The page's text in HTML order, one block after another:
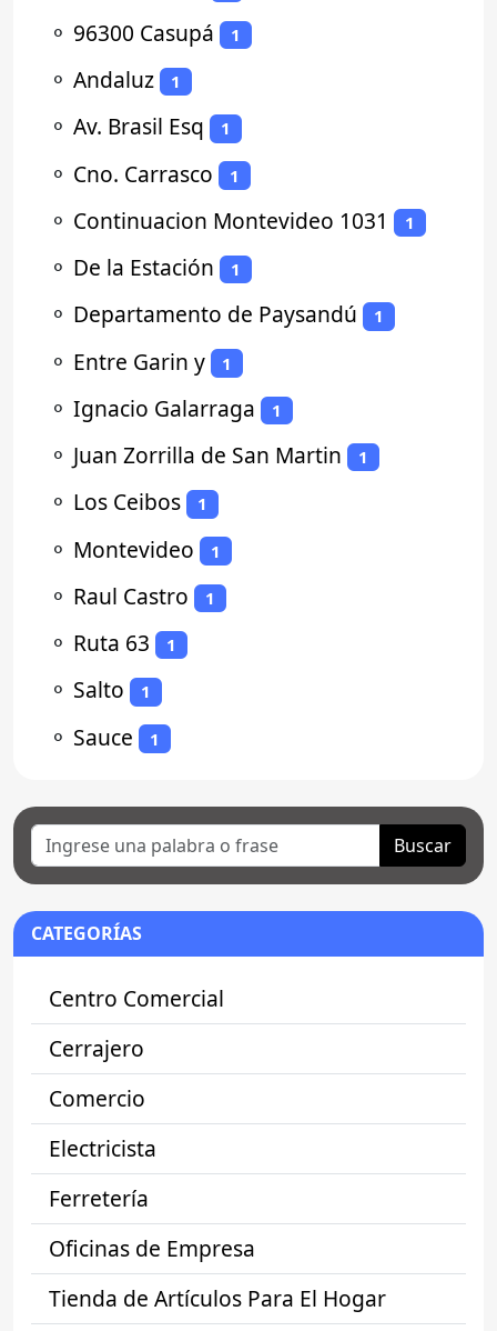
⚬ 96300 Casupá 1
⚬ Andaluz 1
⚬ Av. Brasil Esq 1
⚬ Cno. Carrasco 1
⚬ Continuacion Montevideo 1031 1
⚬ De la Estación 1
⚬ Departamento de Paysandú 1
⚬ Entre Garin y 1
⚬ Ignacio Galarraga 1
⚬ Juan Zorrilla de San Martin 1
⚬ Los Ceibos 1
⚬ Montevideo 1
⚬ Raul Castro 1
⚬ Ruta 63 1
⚬ Salto 1
⚬ Sauce 1
Buscar
CATEGORÍAS
Centro Comercial
Cerrajero
Comercio
Electricista
Ferretería
Oficinas de Empresa
Tienda de Artículos Para El Hogar